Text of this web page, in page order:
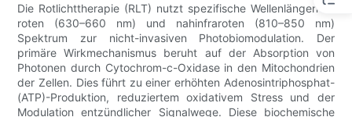
Die Rotlichttherapie (RLT) nutzt spezifische Wellenlängen im
roten (630–660 nm) und nahinfraroten (810–850 nm)
Spektrum zur nicht-invasiven Photobiomodulation. Der
primäre Wirkmechanismus beruht auf der Absorption von
Photonen durch Cytochrom-c-Oxidase in den Mitochondrien
der Zellen. Dies führt zu einer erhöhten Adenosintriphosphat-
(ATP)-Produktion, reduziertem oxidativem Stress und der
Modulation entzündlicher Signalwege. Diese biochemische